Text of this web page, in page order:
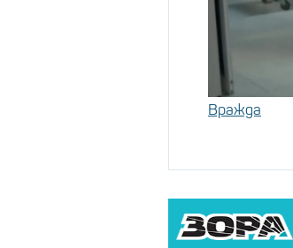
Вражда